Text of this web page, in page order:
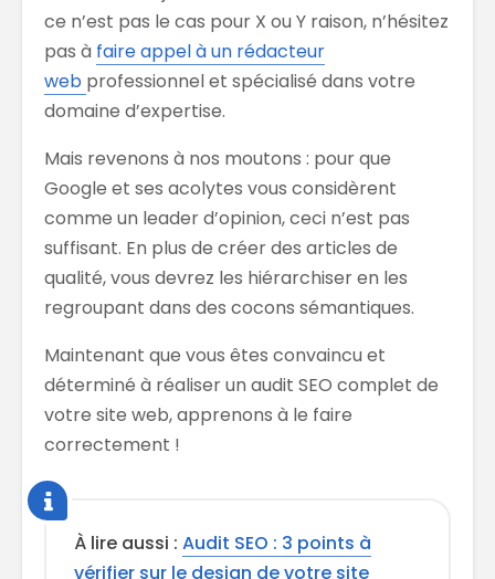
ce n’est pas le cas pour X ou Y raison, n’hésitez
pas à faire appel à un rédacteur
web professionnel et spécialisé dans votre
domaine d’expertise.
Mais revenons à nos moutons : pour que
Google et ses acolytes vous considèrent
comme un leader d’opinion, ceci n’est pas
suffisant. En plus de créer des articles de
qualité, vous devrez les hiérarchiser en les
regroupant dans des cocons sémantiques.
Maintenant que vous êtes convaincu et
déterminé à réaliser un audit SEO complet de
votre site web, apprenons à le faire
correctement !
À lire aussi : Audit SEO : 3 points à
vérifier sur le design de votre site